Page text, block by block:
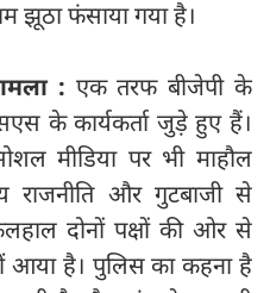
झूठा फंसाया गया है।
: एक तरफ बीजेपी के
के कार्यकर्ता जुड़े हुए हैं।
मीडिया पर भी माहौल
राजनीति और गुटबाजी से
दोनों पक्षों की ओर से
आया है। पुलिस का कहना है